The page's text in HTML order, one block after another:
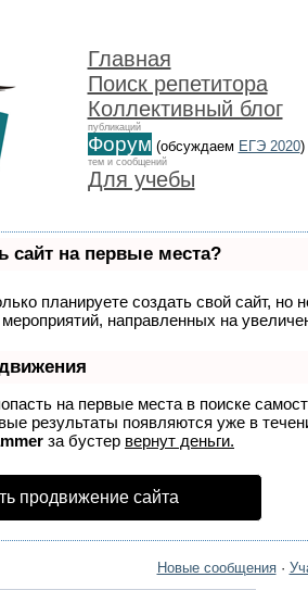
Главная
Поиск репетитора
Коллективный блог
публикаций
Форум (обсуждаем ЕГЭ 2020)
тем и сообщений
Для учебы
сайт на первые места?
планируете создать свой сайт, но
направленных на
на первые места в поиске
результаты появляются уже в
за бустер вернут деньги.
продвижение сайта
Новые сообщения·